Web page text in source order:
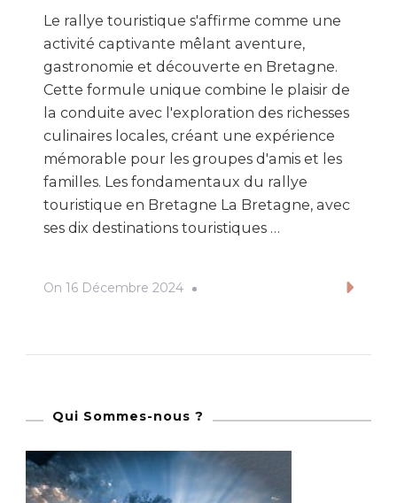
Le rallye touristique s'affirme comme une
activité captivante mêlant aventure,
gastronomie et découverte en Bretagne.
Cette formule unique combine le plaisir de
la conduite avec l'exploration des richesses
culinaires locales, créant une expérience
mémorable pour les groupes d'amis et les
familles. Les fondamentaux du rallye
touristique en Bretagne La Bretagne, avec
ses dix destinations touristiques …
On 16 Décembre 2024
Qui Sommes-nous ?